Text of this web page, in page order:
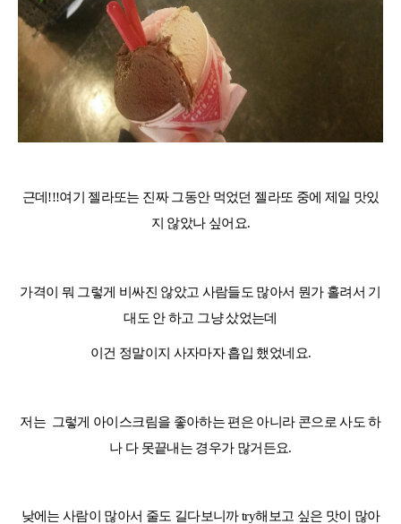
근데 !!!여기 젤라또는 진짜 그동안 먹었던 젤라또 중에 제일 맛있
지 않았나 싶어요.
가격이 뭐 그렇게 비싸진 않았고 사람들도 많아서 뭔가 홀려서 기
대도 안 하고 그냥 샀었는데
이건 정말이지 사자마자 흡입 했었네요.
저는 그렇게 아이스크림을 좋아하는 편은 아니라 콘으로 사도 하
나 다 못끝내는 경우가 많거든요.
낮에는 사람이 많아서 줄도 길다보니까try해보고 싶은 맛이 많아